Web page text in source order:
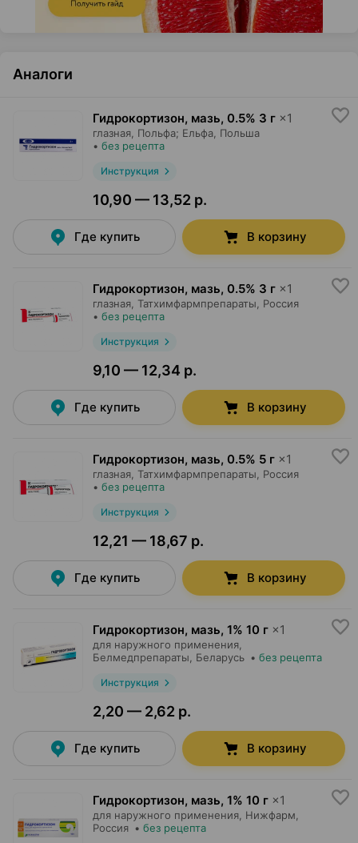
Аналоги
Гидрокортизон, мазь, 0.5% 3 г ×1
глазная, Польфа; Ельфа , Польша
• без рецепта
Инструкция
10,90 — 13,52 р.
Где купить В корзину
Гидрокортизон, мазь, 0.5% 3 г ×1
глазная, Татхимфармпрепараты , Россия
• без рецепта
Инструкция
9,10 — 12,34 р.
Где купить В корзину
Гидрокортизон, мазь, 0.5% 5 г ×1
глазная, Татхимфармпрепараты , Россия
• без рецепта
Инструкция
12,21 — 18,67 р.
Где купить В корзину
Гидрокортизон, мазь, 1% 10 г ×1
для наружного применения,
Белмедпрепараты , Беларусь • без рецепта
Инструкция
2,20 — 2,62 р.
Где купить В корзину
Гидрокортизон, мазь, 1% 10 г ×1
для наружного применения, Нижфарм
Россия • без рецепта